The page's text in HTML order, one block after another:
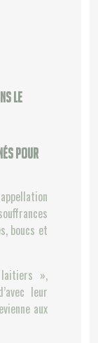
le
pour
boucs et
»,
leur
aux